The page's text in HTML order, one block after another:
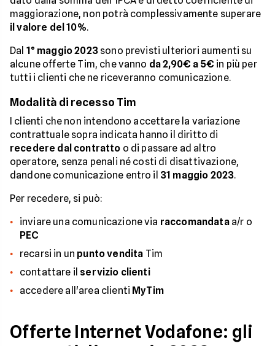
maggiorazione, non potrà complessivamente superare
il valore del 10%.
Dal 1° maggio 2023sono previsti ulteriori aumenti su
alcune offerte Tim, che vanno da 2,90€ a 5€ in più per
tutti i clienti che ne riceveranno comunicazione.
Modalità di recesso Tim
I clienti che non intendono accettare la variazione
contrattuale sopra indicata hanno il diritto di
recedere dal contratto o di passare ad altro
operatore, senza penali né costi di disattivazione,
dandone comunicazione entro il 31 maggio 2023.
Per recedere, si può:
inviare una comunicazione via raccomandataa/r o
PEC
recarsi in un punto vendita Tim
contattare il servizio clienti
accedere all'area clienti MyTim
Offerte Internet Vodafone: gli